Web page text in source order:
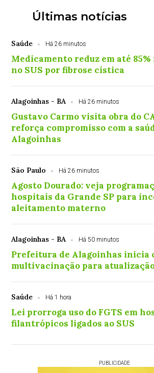
Últimas notícias
Saúde Há 26 minutos
Medicamento reduz em até
no SUS por fibrose cística
Alagoinhas - BA Há 26 minutos
Gustavo Carmo visita obra do
reforça compromisso com a
Alagoinhas
São Paulo Há 26 minutos
Agosto Dourado: veja
hospitais da Grande SP para
aleitamento materno
Alagoinhas - BA Há 50 minutos
Prefeitura de Alagoinhas inicia
multivacinação para
Saúde Há 1 hora
Lei prorroga uso do FGTS em
filantrópicos ligados ao SUS
PUBLICIDADE